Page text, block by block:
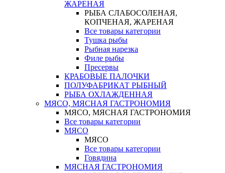
ЖАРЕНАЯ
РЫБА СЛАБОСОЛЕНАЯ,
КОПЧЕНАЯ, ЖАРЕНАЯ
Все товары категории
Тушка рыбы
Рыбная нарезка
Филе рыбы
Пресервы
КРАБОВЫЕ ПАЛОЧКИ
ПОЛУФАБРИКАТ РЫБНЫЙ
РЫБА ОХЛАЖДЕННАЯ
МЯСО, МЯСНАЯ ГАСТРОНОМИЯ
МЯСО, МЯСНАЯ ГАСТРОНОМИЯ
Все товары категории
МЯСО
МЯСО
Все товары категории
Говядина
МЯСНАЯ ГАСТРОНОМИЯ